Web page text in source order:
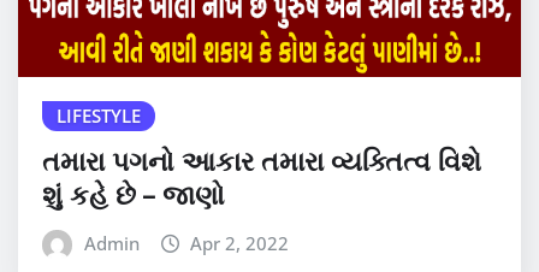
LIFESTYLE
તમારા પગનો આકાર તમારા વ્યક્તિત્વ વિશે
શું કહે છે – જાણો
Admin Apr 2, 2022